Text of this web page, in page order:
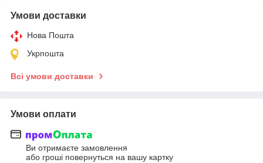
Умови доставки
Нова Пошта
Укрпошта
Всі умови доставки
Умови оплати
Ви отримаєте замовлення
або гроші повернуться на вашу картку